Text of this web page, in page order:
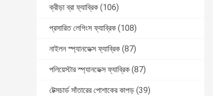
ক্রীড়া ব্রা ফ্যাব্রিক (106)
প্রসারিত লেগিংস ফ্যাব্রিক (108)
নাইলন স্প্যানডেক্স ফ্যাব্রিক (87)
পলিয়েস্টার স্প্যানডেক্স ফ্যাব্রিক (87)
টেক্সচার্ড সাঁতারের পোশাকের কাপড় (39)